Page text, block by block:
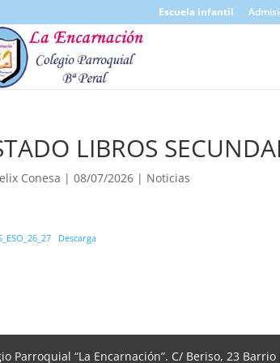
Escuela infantil
LIBROS
Conesa |08/07/2026 | Noticias
Descarga
Parroquial “La Encarnación”. C/ Beriso, 23